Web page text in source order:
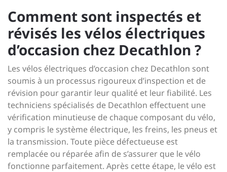
Comment sont inspectés et
révisés les vélos électriques
d’occasion chez Decathlon ?
Les vélos électriques d’occasion chez Decathlon sont
soumis à un processus rigoureux d’inspection et de
révision pour garantir leur qualité et leur fiabilité. Les
techniciens spécialisés de Decathlon effectuent une
vérification minutieuse de chaque composant du vélo,
y compris le système électrique, les freins, les pneus et
la transmission. Toute pièce défectueuse est
remplacée ou réparée afin de s’assurer que le vélo
fonctionne parfaitement. Après cette étape, le vélo est